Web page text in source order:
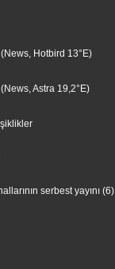
Hotbird 13°E)
Astra 19,2°E)
serbest yayını (6)